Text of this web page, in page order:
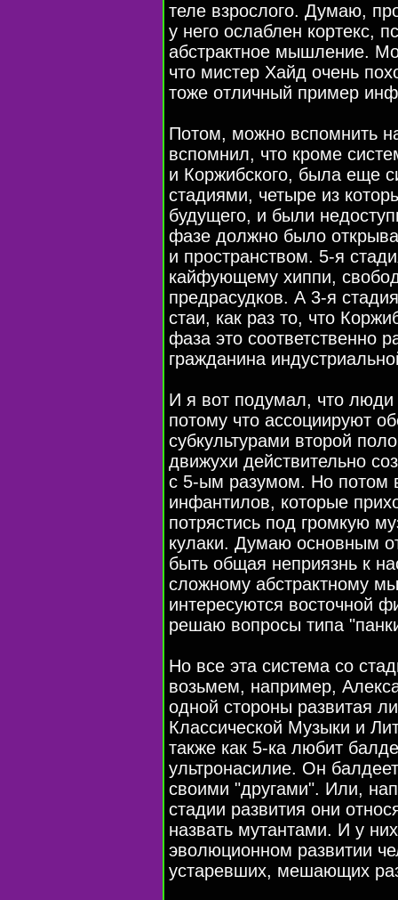
теле взрослого. Думаю,
у него ослаблен кортекс,
абстрактное мышление.
что мистер Хайд очень
тоже отличный пример
Потом, можно вспомнить
вспомнил, что кроме
и Коржибского, была еще
стадиями, четыре из
будущего, и были
фазе должно было
и пространством. 5-я
кайфующему хиппи,
предрасудков. А 3-я
стаи, как раз то, что
фаза это соответственно
гражданина
И я вот подумал, что
потому что ассоциируют
субкультурами второй
движухи действительно
с 5-ым разумом. Но потом
инфантилов, которые
потрястись под громкую
кулаки. Думаю основным
быть общая неприязнь к
сложному абстрактному
интересуются восточной
решаю вопросы типа
Но все эта система со
возьмем, например,
одной стороны развитая
Классической Музыки и
также как 5-ка любит
ультронасилие. Он
своими "другами". Или,
стадии развития они
назвать мутантами. И у
эволюционном развитии
устаревших, мешающих